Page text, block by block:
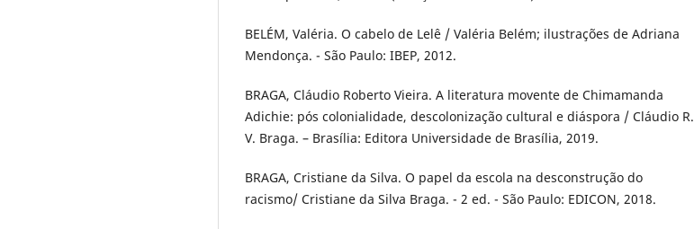
BELÉM, Valéria. O cabelo de Lelê / Valéria Belém; ilustrações de Adriana
Mendonça. - São Paulo: IBEP, 2012.
BRAGA, Cláudio Roberto Vieira. A literatura movente de Chimamanda
Adichie: pós colonialidade, descolonização cultural e diáspora / Cláudio R.
V. Braga. – Brasília: Editora Universidade de Brasília, 2019.
BRAGA, Cristiane da Silva. O papel da escola na desconstrução do
racismo/ Cristiane da Silva Braga. - 2 ed. - São Paulo: EDICON, 2018.